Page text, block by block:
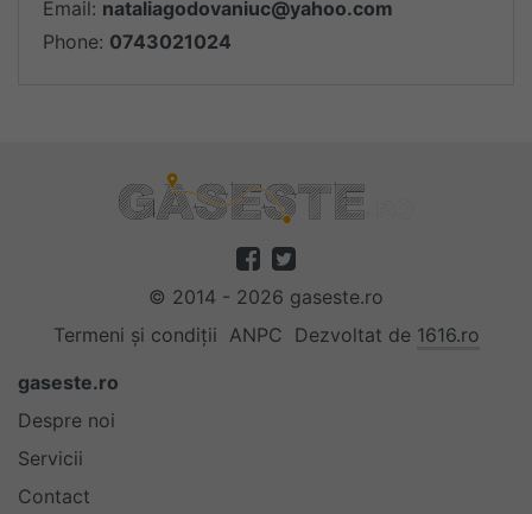
Email: nataliagodovaniuc@yahoo.com
Phone: 0743021024
© 2014 - 2026 gaseste.ro
Termeni și condiții ANPC Dezvoltat de 1616.ro
gaseste.ro
Despre noi
Servicii
Contact